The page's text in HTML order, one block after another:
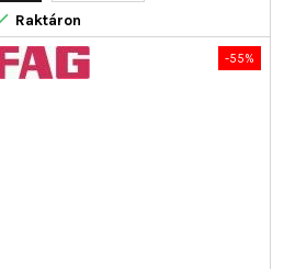
Raktáron
-55%